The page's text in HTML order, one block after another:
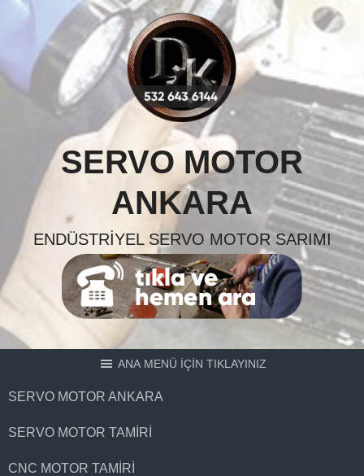
Skip
content
SERVO MOTOR
ANKARA
ENDÜSTRIYEL SERVO MOTOR SARIMI
ANA MENÜ İÇİN TIKLAYINIZ
SERVO MOTOR ANKARA
SERVO MOTOR TAMIRI
CNC MOTOR TAMIRI